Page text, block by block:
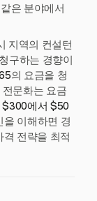
은 분야에서
지역의 컨설턴
구하는 경향이
의 요금을 청
전문화는 요금
$300에서 $50
을 이해하면 경
전략을 최적